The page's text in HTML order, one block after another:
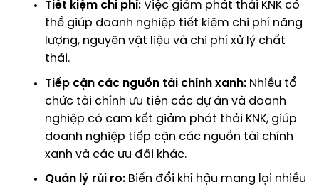
Tiết kiệm chi phí: Việc giảm phát thải KNK có
thể giúp doanh nghiệp tiết kiệm chi phí năng
lượng, nguyên vật liệu và chi phí xử lý chất
thải.
Tiếp cận các nguồn tài chính xanh: Nhiều tổ
chức tài chính ưu tiên các dự án và doanh
nghiệp có cam kết giảm phát thải KNK, giúp
doanh nghiệp tiếp cận các nguồn tài chính
xanh và các ưu đãi khác.
Quản lý rủi ro: Biến đổi khí hậu mang lại nhiều